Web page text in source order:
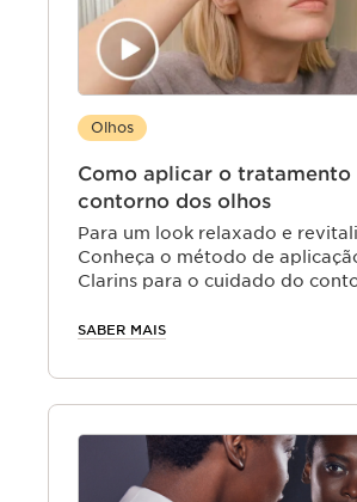
Olhos
Como aplicar o tratamento
contorno dos olhos
Para um look relaxado e
Conheça o método de
Clarins para o cuidado do
SABER MAIS